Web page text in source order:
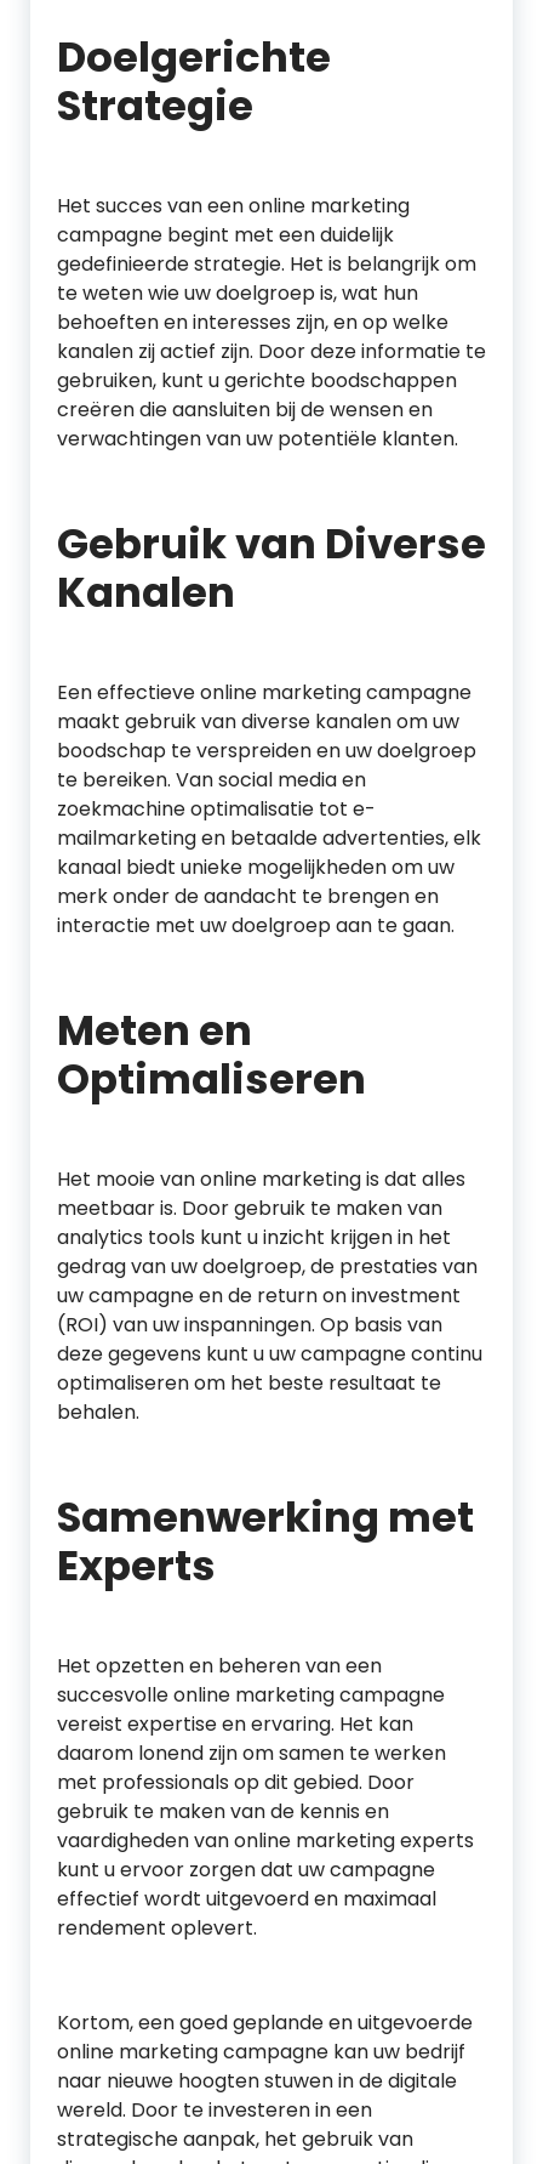
Doelgerichte
Strategie
Het succes van een online marketing
campagne begint met een duidelijk
gedefinieerde strategie. Het is belangrijk om
te weten wie uw doelgroep is, wat hun
behoeften en interesses zijn, en op welke
kanalen zij actief zijn. Door deze informatie te
gebruiken, kunt u gerichte boodschappen
creëren die aansluiten bij de wensen en
verwachtingen van uw potentiële klanten.
Gebruik van Diverse
Kanalen
Een effectieve online marketing campagne
maakt gebruik van diverse kanalen om uw
boodschap te verspreiden en uw doelgroep
te bereiken. Van social media en
zoekmachine optimalisatie tot e-
mailmarketing en betaalde advertenties, elk
kanaal biedt unieke mogelijkheden om uw
merk onder de aandacht te brengen en
interactie met uw doelgroep aan te gaan.
Meten en
Optimaliseren
Het mooie van online marketing is dat alles
meetbaar is. Door gebruik te maken van
analytics tools kunt u inzicht krijgen in het
gedrag van uw doelgroep, de prestaties van
uw campagne en de return on investment
(ROI) van uw inspanningen. Op basis van
deze gegevens kunt u uw campagne continu
optimaliseren om het beste resultaat te
behalen.
Samenwerking met
Experts
Het opzetten en beheren van een
succesvolle online marketing campagne
vereist expertise en ervaring. Het kan
daarom lonend zijn om samen te werken
met professionals op dit gebied. Door
gebruik te maken van de kennis en
vaardigheden van online marketing experts
kunt u ervoor zorgen dat uw campagne
effectief wordt uitgevoerd en maximaal
rendement oplevert.
Kortom, een goed geplande en uitgevoerde
online marketing campagne kan uw bedrijf
naar nieuwe hoogten stuwen in de digitale
wereld. Door te investeren in een
strategische aanpak, het gebruik van